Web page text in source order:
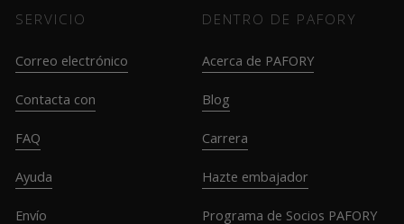
SERVICIO
Correo electrónico
Contacta con
FAQ
Ayuda
Envío
DENTRO DE PAFORY
Acerca de PAFORY
Blog
Carrera
Hazte embajador
Programa de Socios PAFORY